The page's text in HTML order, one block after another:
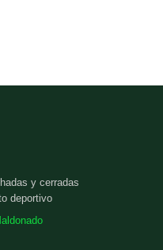
y cerradas
deportivo